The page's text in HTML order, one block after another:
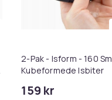
Tommers Honeycomb
2-Pak - Isform - 160
Kubeformede Isbiter
159 kr